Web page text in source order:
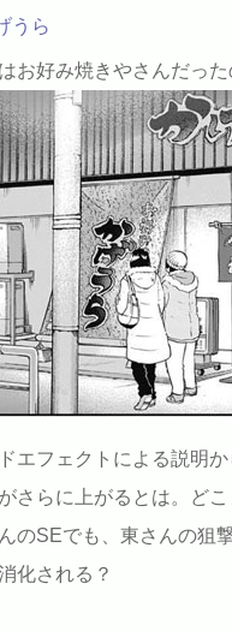
うら
お好み焼きやさんだった
エフェクトによる説明
さらに上がるとは。ど
のSEでも、東さんの
化される？